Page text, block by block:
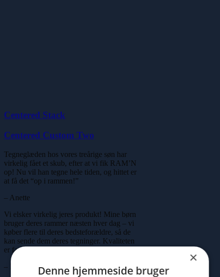
Centered Stack
Centered Custom Two
Tegneglæden hos vores treårige søn har
virkelig fået et skub, efter at vi fik RAM’N
op! Nu vil han tegne hele tiden, og hittet er
at få det “op i rammen!”
– Anette
Vi elsker virkelig jeres produkt! Mine børn
bruger deres rammer næsten hver dag – vi
køber flere til deres bedsteforældre, så de
kan sende dem deres tegninger. Kvaliteten
er fantastisk, og vi er så glade for dem.
– Phoebe
×
Denne hjemmeside bruger